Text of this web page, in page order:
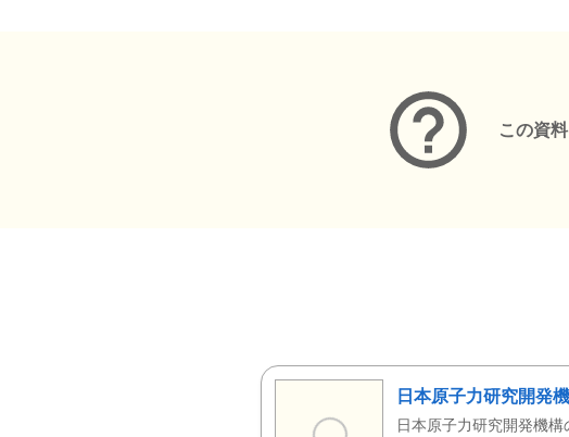
この資
日本原子力研究開発
日本原子力研究開発機